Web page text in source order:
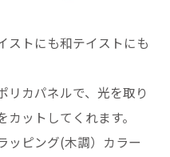
ストにも和テイストにも
リカパネルで、光を取り
ットしてくれます。
ッピング(木調）カラー